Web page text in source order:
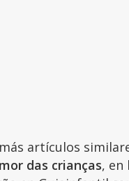
artículos
das crianças, en